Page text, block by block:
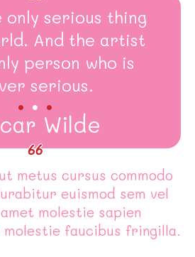
serious thing
And the artist
person who is
serious.
...
Wilde
metus cursus commodo
euismod sem vel
molestie sapien
molestie faucibus fringilla.